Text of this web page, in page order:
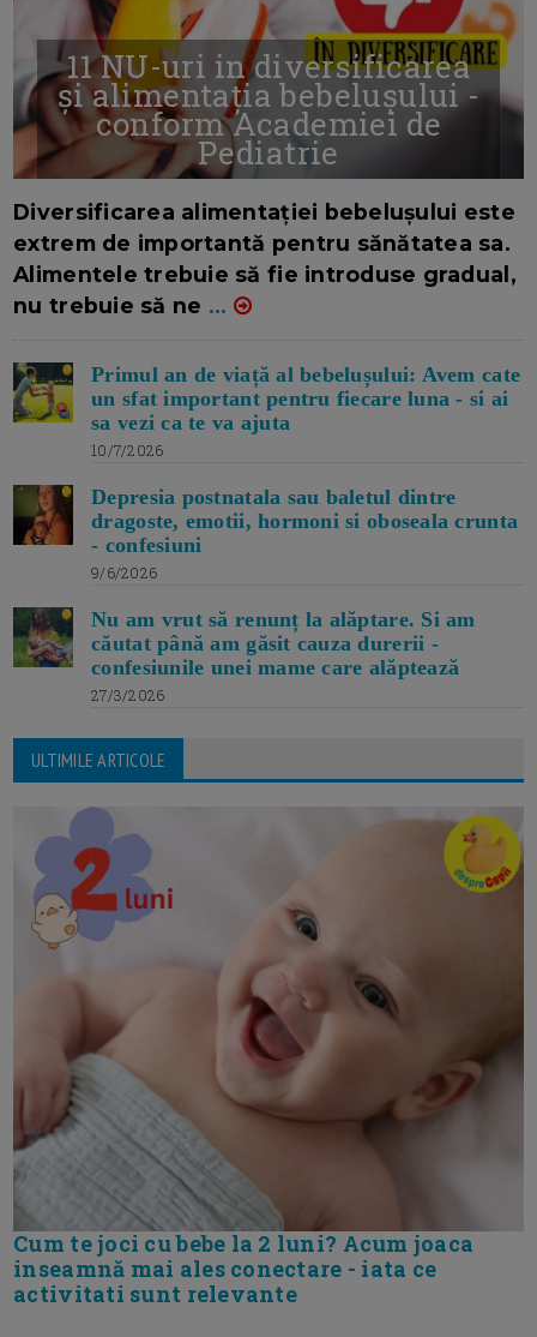
11 NU-uri in diversificarea
și alimentația bebelușului -
conform Academiei de
Pediatrie
Diversificarea alimentației bebelușului este
extrem de importantă pentru sănătatea sa.
Alimentele trebuie să fie introduse gradual,
nu trebuie să ne ...
Primul an de viață al bebelușului: Avem cate
un sfat important pentru fiecare luna - si ai
sa vezi ca te va ajuta
10/7/2026
Depresia postnatala sau baletul dintre
dragoste, emotii, hormoni si oboseala crunta
- confesiuni
9/6/2026
Nu am vrut să renunț la alăptare. Si am
căutat până am găsit cauza durerii -
confesiunile unei mame care alăptează
27/3/2026
ULTIMILE ARTICOLE
Cum te joci cu bebe la 2 luni? Acum joaca
inseamnă mai ales conectare - iata ce
activitati sunt relevante